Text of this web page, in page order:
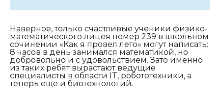
Наверное, только счастливые ученики физико-
математического лицея номер 239 в школьном
сочинении «Как я провел лето» могут написать:
8 часов в день занимался математикой, но
добровольно и с удовольствием. Зато именно
из таких ребят вырастают ведущие
специалисты в области IT, робототехники, а
теперь еще и биотехнологий.